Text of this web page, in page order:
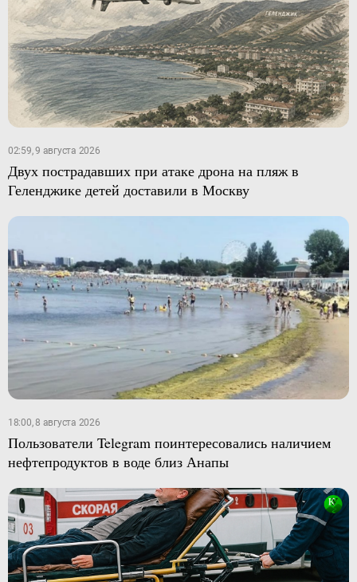
02:59, 9 августа 2026
Двух пострадавших при атаке дрона на пляж в
Геленджике детей доставили в Москву
18:00, 8 августа 2026
Пользователи Telegram поинтересовались наличием
нефтепродуктов в воде близ Анапы